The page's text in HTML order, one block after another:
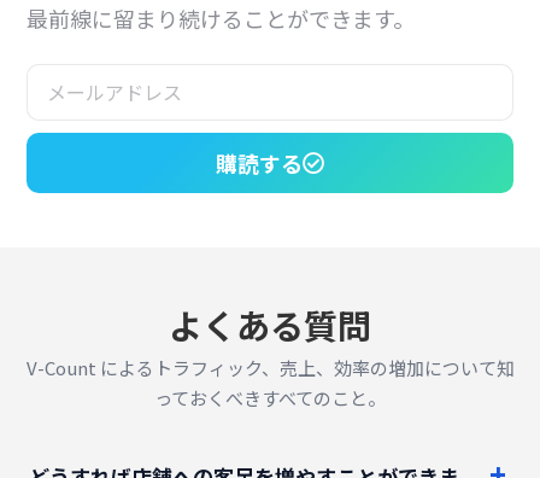
最前線に留まり続けることができます。
購読する
よくある質問
V-Count によるトラフィック、売上、効率の増加について知
っておくべきすべてのこと。